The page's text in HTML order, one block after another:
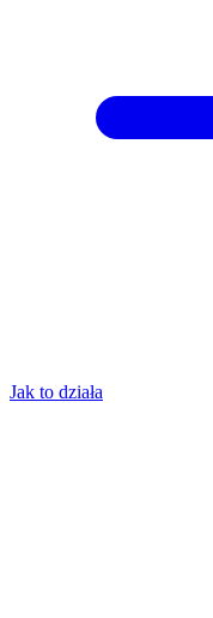
Jak to działa